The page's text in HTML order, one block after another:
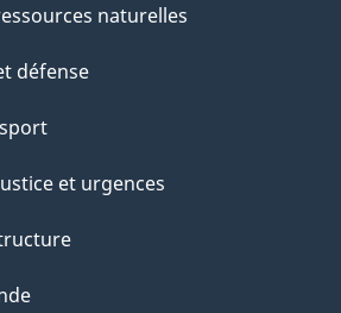
naturelles
défense
et urgences